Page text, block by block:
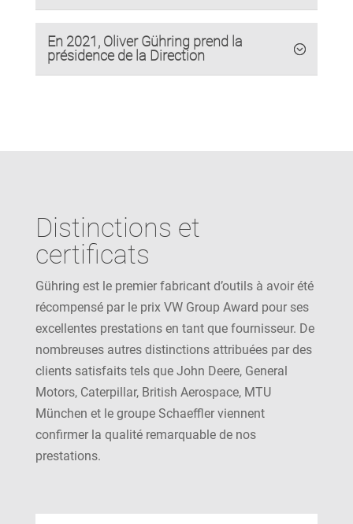
En 2021, Oliver Gühring prend la
présidence de la Direction
Distinctions et
certificats
Gühring est le premier fabricant d’outils à avoir été
récompensé par le prix VW Group Award pour ses
excellentes prestations en tant que fournisseur. De
nombreuses autres distinctions attribuées par des
clients satisfaits tels que John Deere, General
Motors, Caterpillar, British Aerospace, MTU
München et le groupe Schaeffler viennent
confirmer la qualité remarquable de nos
prestations.